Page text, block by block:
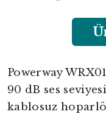
Powerway
90 dB ses
kablosuz